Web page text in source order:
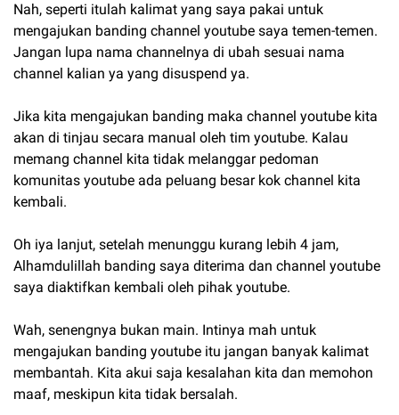
Nah, seperti itulah kalimat yang saya pakai untuk
mengajukan banding channel youtube saya temen-temen.
Jangan lupa nama channelnya di ubah sesuai nama
channel kalian ya yang disuspend ya.
Jika kita mengajukan banding maka channel youtube kita
akan di tinjau secara manual oleh tim youtube. Kalau
memang channel kita tidak melanggar pedoman
komunitas youtube ada peluang besar kok channel kita
kembali.
Oh iya lanjut, setelah menunggu kurang lebih 4 jam,
Alhamdulillah banding saya diterima dan channel youtube
saya diaktifkan kembali oleh pihak youtube.
Wah, senengnya bukan main. Intinya mah untuk
mengajukan banding youtube itu jangan banyak kalimat
membantah. Kita akui saja kesalahan kita dan memohon
maaf, meskipun kita tidak bersalah.